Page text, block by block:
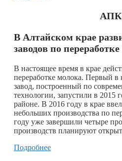
АПК
В Алтайском крае
заводов по
В настоящее время в крае
переработке молока. Первый
завод, построенный по
технологии, запустили в 2015
районе. В 2016 году в крае
небольших производства по
году уже завершили четыре
производств планируют
Подробнее